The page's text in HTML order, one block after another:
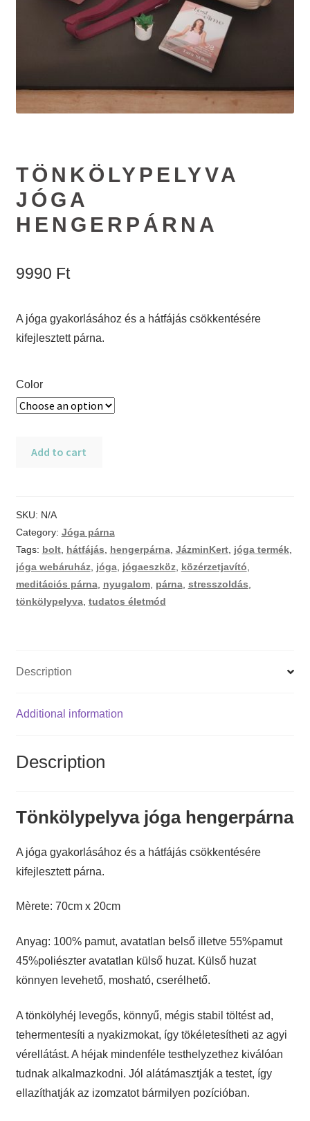
#65 (no title)
#89 (no title)
TÖNKÖLYPELYVA
JÓGA
HENGERPÁRNA
9990 Ft
A jóga gyakorlásához és a hátfájás csökkentésére
kifejlesztett párna.
Color
Add to cart
SKU: N/A
Category: Jóga párna
Tags: bolt, hátfájás, hengerpárna, JázminKert, jóga termék,
jóga webáruház, jóga, jógaeszköz, közérzetjavító,
meditációs párna, nyugalom, párna, stresszoldás,
tönkölypelyva, tudatos életmód
Description
Additional information
Description
Tönkölypelyva jóga hengerpárna
A jóga gyakorlásához és a hátfájás csökkentésére
kifejlesztett párna.
Mèrete: 70cm x 20cm
Anyag: 100% pamut, avatatlan belső illetve 55%pamut
45%poliészter avatatlan külső huzat. Külső huzat
könnyen levehető, mosható, cserélhető.
A tönkölyhéj levegős, könnyű, mégis stabil töltést ad,
tehermentesíti a nyakizmokat, így tökéletesítheti az agyi
vérellátást. A héjak mindenféle testhelyzethez kiválóan
tudnak alkalmazkodni. Jól alátámasztják a testet, így
ellazíthatják az izomzatot bármilyen pozícióban.